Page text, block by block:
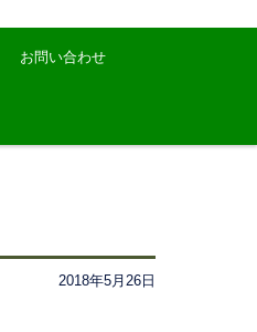
お問い合わせ
2018年5月26日